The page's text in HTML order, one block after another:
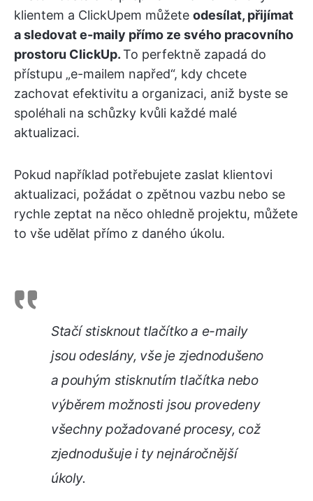
klientem a ClickUpem můžete odesílat, přijímat
a sledovat e-maily přímo ze svého pracovního
prostoru ClickUp.To perfektně zapadá do
přístupu „e-mailem napřed“, kdy chcete
zachovat efektivitu a organizaci, aniž byste se
spoléhali na schůzky kvůli každé malé
aktualizaci.
Pokud například potřebujete zaslat klientovi
aktualizaci, požádat o zpětnou vazbu nebo se
rychle zeptat na něco ohledně projektu, můžete
to vše udělat přímo z daného úkolu.
Stačí stisknout tlačítko a e-maily
jsou odeslány, vše je zjednodušeno
a pouhým stisknutím tlačítka nebo
výběrem možnosti jsou provedeny
všechny požadované procesy, což
zjednodušuje i ty nejnáročnější
úkoly.